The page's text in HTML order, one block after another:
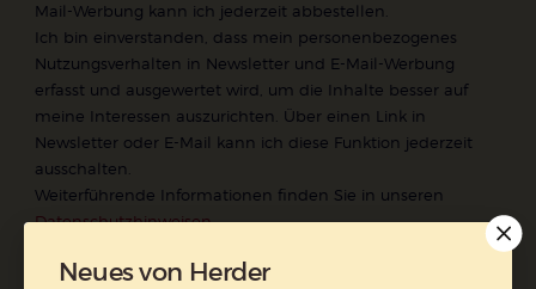
Mail-Werbung kann ich jederzeit abbestellen.
Ich bin einverstanden, dass mein personenbezogenes
Nutzungsverhalten in Newsletter und E-Mail-Werbung
erfasst und ausgewertet wird, um die Inhalte besser auf
meine Interessen auszurichten. Über einen Link in
Newsletter oder E-Mail kann ich diese Funktion jederzeit
ausschalten.
Weiterführende Informationen finden Sie in unseren
Datenschutzhinweisen.
E-Mail
Neues von Herder